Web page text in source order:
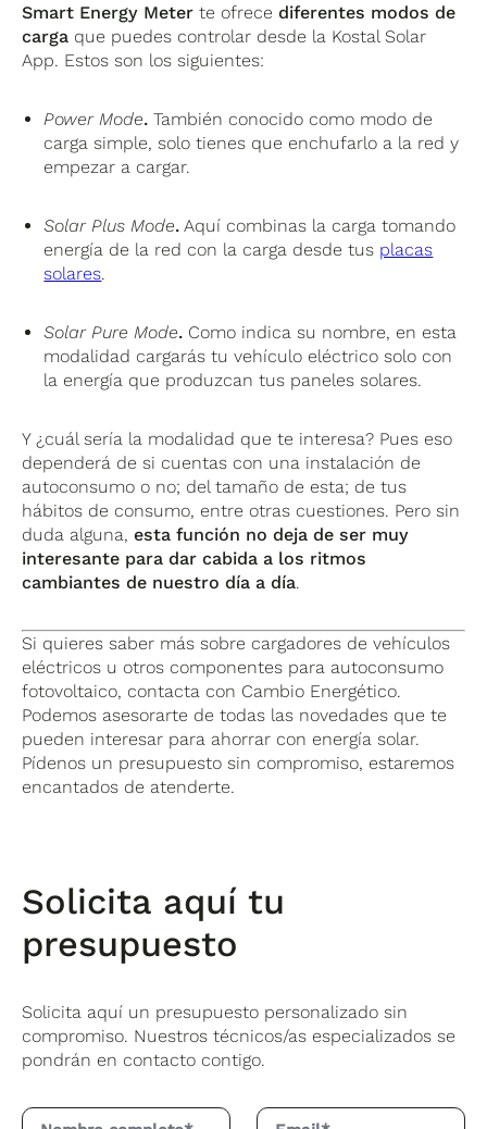
Smart Energy Meter te ofrece diferentes modos de
carga que puedes controlar desde la Kostal Solar
App. Estos son los siguientes:
Power Mode. También conocido como modo de
carga simple, solo tienes que enchufarlo a la red y
empezar a cargar.
Solar Plus Mode. Aquí combinas la carga tomando
energía de la red con la carga desde tus placas
solares.
Solar Pure Mode. Como indica su nombre, en esta
modalidad cargarás tu vehículo eléctrico solo con
la energía que produzcan tus paneles solares.
Y ¿cuál sería la modalidad que te interesa? Pues eso
dependerá de si cuentas con una instalación de
autoconsumo o no; del tamaño de esta; de tus
hábitos de consumo, entre otras cuestiones. Pero sin
duda alguna,esta función no deja de ser muy
interesante para dar cabida a los ritmos
cambiantes de nuestro día a día.
Si quieres saber más sobre cargadores de vehículos
eléctricos u otros componentes para autoconsumo
fotovoltaico, contacta con Cambio Energético.
Podemos asesorarte de todas las novedades que te
pueden interesar para ahorrar con energía solar.
Pídenos un presupuesto sin compromiso, estaremos
encantados de atenderte.
Solicita aquí tu
presupuesto
Solicita aquí un presupuesto personalizado sin
compromiso. Nuestros técnicos/as especializados se
pondrán en contacto contigo.